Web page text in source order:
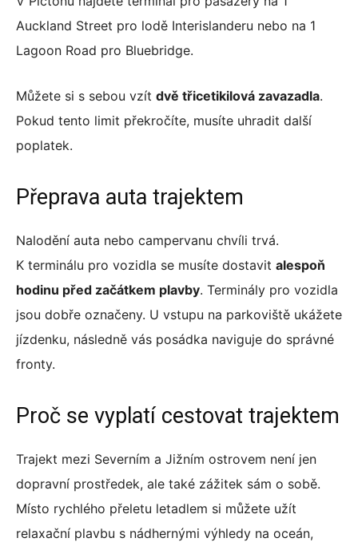
Auckland Street pro lodě Interislanderu nebo na 1
Lagoon Road pro Bluebridge.
Můžete si s sebou vzít dvě třicetikilová zavazadla.
Pokud tento limit překročíte, musíte uhradit další
poplatek.
Přeprava auta trajektem
Nalodění auta nebo campervanu chvíli trvá.
K terminálu pro vozidla se musíte dostavit alespoň
hodinu před začátkem plavby. Terminály pro vozidla
jsou dobře označeny. U vstupu na parkoviště ukážete
jízdenku, následně vás posádka naviguje do správné
fronty.
Proč se vyplatí cestovat trajektem
Trajekt mezi Severním a Jižním ostrovem není jen
dopravní prostředek, ale také zážitek sám o sobě.
Místo rychlého přeletu letadlem si můžete užít
relaxační plavbu s nádhernými výhledy na oceán,